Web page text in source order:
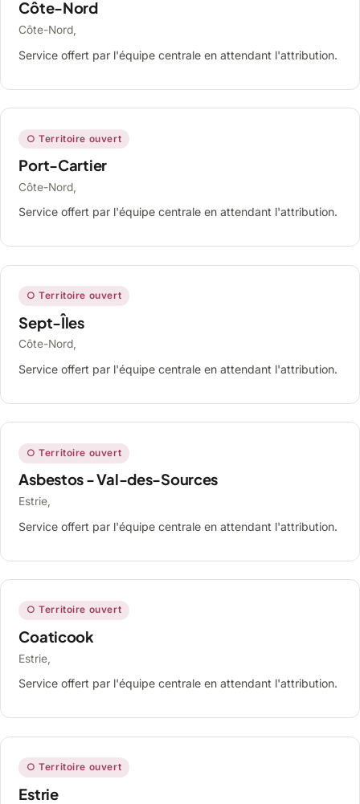
Côte-Nord
Côte-Nord,
Service offert par l'équipe centrale en attendant l'attribution.
○ Territoire ouvert
Port-Cartier
Côte-Nord,
Service offert par l'équipe centrale en attendant l'attribution.
○ Territoire ouvert
Sept-Îles
Côte-Nord,
Service offert par l'équipe centrale en attendant l'attribution.
○ Territoire ouvert
Asbestos - Val-des-Sources
Estrie,
Service offert par l'équipe centrale en attendant l'attribution.
○ Territoire ouvert
Coaticook
Estrie,
Service offert par l'équipe centrale en attendant l'attribution.
○ Territoire ouvert
Estrie